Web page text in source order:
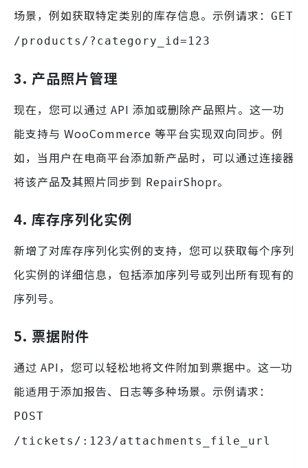
场景，例如获取特定类别的库存信息。示例请求： GET
/products/?category_id=123
3. 产品照片管理
现在，您可以通过 API 添加或删除产品照片。这一功
能支持与 WooCommerce 等平台实现双向同步。例
如，当用户在电商平台添加新产品时，可以通过连接器
将该产品及其照片同步到 RepairShopr。
4. 库存序列化实例
新增了对库存序列化实例的支持，您可以获取每个序列
化实例的详细信息，包括添加序列号或列出所有现有的
序列号。
5. 票据附件
通过 API，您可以轻松地将文件附加到票据中。这一功
能适用于添加报告、日志等多种场景。示例请求：
POST
/tickets/:123/attachments_file_url